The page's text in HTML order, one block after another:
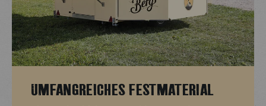
UMFANGREICHES FESTMATERIAL